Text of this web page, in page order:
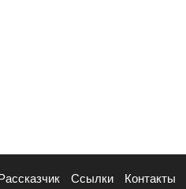
Ссылки Контакты